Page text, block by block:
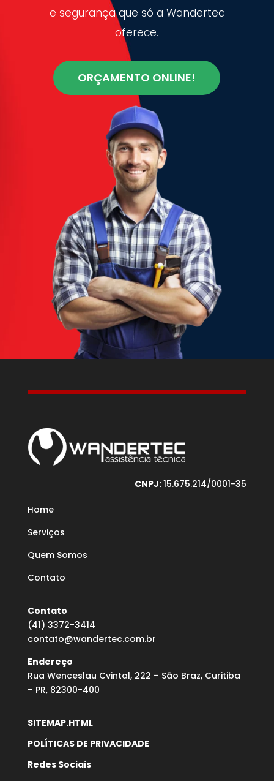
e segurança que só a Wandertec
oferece.
ORÇAMENTO ONLINE!
CNPJ:15.675.214/0001-35
Home
Serviços
Quem Somos
Contato
Contato
(41) 3372-3414
contato@wandertec.com.br
Endereço
Rua Wenceslau Cvintal, 222 – São Braz, Curitiba
– PR, 82300-400
SITEMAP.HTML
POLÍTICAS DE PRIVACIDADE
Redes Sociais